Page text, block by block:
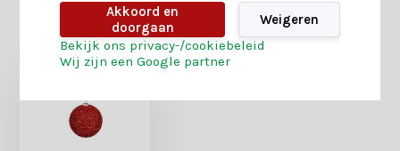
Heb je nog interesse in deze recent bekeken
producten?
Akkoord en
doorgaan
Weigeren
Bekijk ons privacy-/cookiebeleid
Wij zijn een Google partner